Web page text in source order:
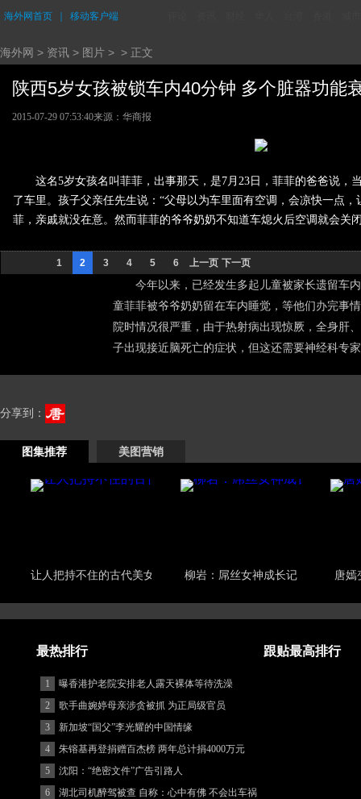
海外网首页 移动客户端
海外网 > 资讯 > 图片 > > 正文
陕西5岁女孩被锁车内40分钟 多个脏器功
2015-07-29 07:53:40来源：华商报
这名5岁女孩名叫菲菲，出事那天，是7月23日，菲菲的爸爸说
了车里。孩子父亲任先生说：“父母以为车里面有空调，会凉快一点
菲，亲戚就没在意。然而菲菲的爷爷奶奶不知道车熄火后空调就会关
1 2 3 4 5 6 上一页 下一页
今年以来，已经发生多起儿童被家长遗留车内
童菲菲被爷爷奶奶留在车内睡觉，等他们办完事
院时情况很严重，由于热射病出现惊厥，全身肝
子出现接近脑死亡的症状，但这还需要神经科专
分享到：
图集推荐 美图营销
让人把持不住的古代美女 柳岩：屌丝女神成长记 唐嫣
最热排行 跟贴最高排行
1
曝香港护老院安排老人露天裸体等待洗澡
2
歌手曲婉婷母亲涉贪被抓 为正局级官员
3
新加坡“国父”李光耀的中国情缘
4
朱镕基再登捐赠百杰榜 两年总计捐4000万元
5
沈阳：“绝密文件”广告引路人
6
湖北司机醉驾被查 自称：心中有佛 不会出车祸